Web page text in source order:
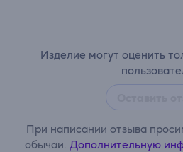
Изделие могут оценить
При написании отзыва
обычаи. Дополнительную